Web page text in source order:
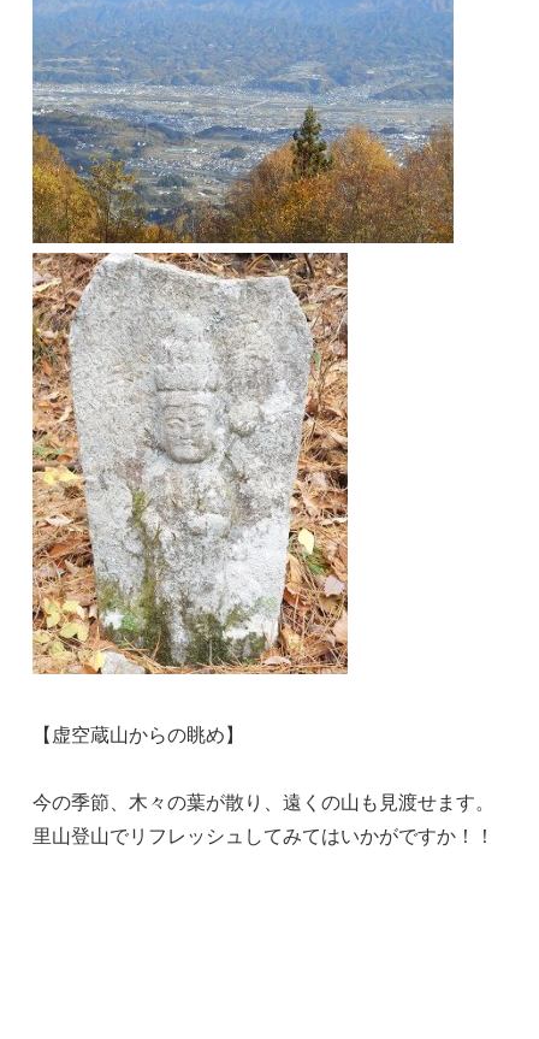
【虚空蔵山からの眺め】
今の季節、木々の葉が散り、遠くの山も見渡せます。
里山登山でリフレッシュしてみてはいかがですか！！